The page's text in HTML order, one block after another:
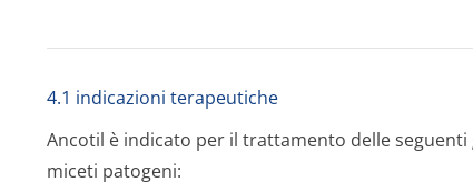
4.1 indicazioni terapeutiche
Ancotil è indicato per il trattamento delle
miceti patogeni: